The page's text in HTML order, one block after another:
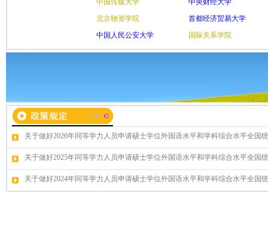
关于做好2026年同等学力人员申请硕士学位外国语水平和学科综合水平全国
关于做好2025年同等学力人员申请硕士学位外国语水平和学科综合水平全国
关于做好2024年同等学力人员申请硕士学位外国语水平和学科综合水平全国